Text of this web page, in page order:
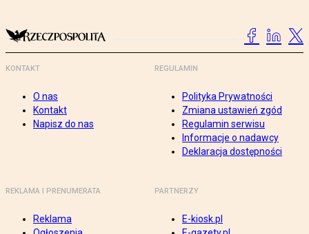
KONTAKT
O nas
Kontakt
Napisz do nas
REGULAMIN
Polityka Prywatności
Zmiana ustawień zgód
Regulamin serwisu
Informacje o nadawcy
Deklaracja dostępności
REKLAMA I PRENUMERATA
Reklama
PARTNERZY
E-kiosk.pl